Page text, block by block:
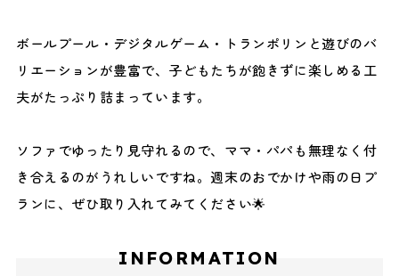
ボールプール・デジタルゲーム・トランポリンと遊びのバ
リエーションが豊富で、子どもたちが飽きずに楽しめる工
夫がたっぷり詰まっています。
ソファでゆったり見守れるので、ママ・パパも無理なく付
き合えるのがうれしいですね。週末のおでかけや雨の日プ
ランに、ぜひ取り入れてみてください🌟
INFORMATION